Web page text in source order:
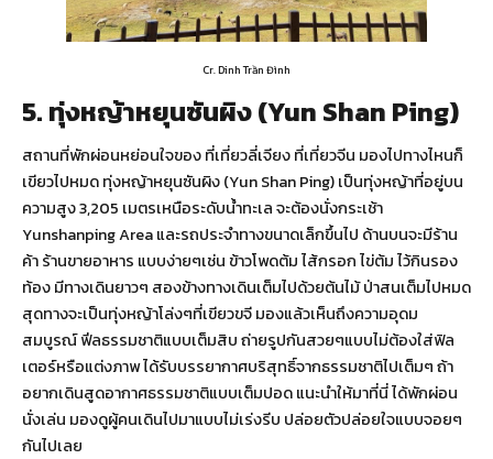
Cr. Dinh Trần Đình
5. ทุ่งหญ้าหยุนซันผิง (Yun Shan Ping)
สถานที่พักผ่อนหย่อนใจของ ที่เที่ยวลี่เจียง ที่เที่ยวจีน มองไปทางไหนก็
เขียวไปหมด ทุ่งหญ้าหยุนซันผิง (Yun Shan Ping) เป็นทุ่งหญ้าที่อยู่บน
ความสูง 3,205 เมตรเหนือระดับน้ำทะเล จะต้องนั่งกระเช้า
Yunshanping Area และรถประจำทางขนาดเล็กขึ้นไป ด้านบนจะมีร้าน
ค้า ร้านขายอาหาร แบบง่ายๆเช่น ข้าวโพดต้ม ไส้กรอก ไข่ต้ม ไว้กินรอง
ท้อง มีทางเดินยาวๆ สองข้างทางเดินเต็มไปด้วยต้นไม้ ป่าสนเต็มไปหมด
สุดทางจะเป็นทุ่งหญ้าโล่งๆที่เขียวขจี มองแล้วเห็นถึงความอุดม
สมบูรณ์ ฟีลธรรมชาติแบบเต็มสิบ ถ่ายรูปกันสวยๆแบบไม่ต้องใส่ฟิล
เตอร์หรือแต่งภาพ ได้รับบรรยากาศบริสุทธิ์จากธรรมชาติไปเต็มๆ ถ้า
อยากเดินสูดอากาศธรรมชาติแบบเต็มปอด แนะนำให้มาที่นี่ ได้พักผ่อน
นั่งเล่น มองดูผู้คนเดินไปมาแบบไม่เร่งรีบ ปล่อยตัวปล่อยใจแบบจอยๆ
กันไปเลย